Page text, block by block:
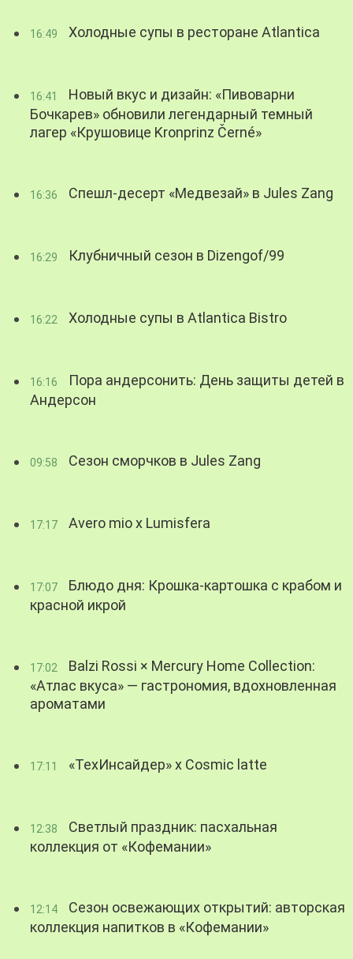
16:49 Холодные супы в ресторане Atlantica
16:41
Новый вкус и дизайн: «Пивоварни
Бочкарев» обновили легендарный темный
лагер «Крушовице Kronprinz Černé»
16:36 Спешл-десерт «Медвезай» в Jules Zang
16:29 Клубничный сезон в Dizengof/99
16:22 Холодные супы в Atlantica Bistro
16:16
Пора андерсонить: День защиты детей в
Андерсон
09:58 Сезон сморчков в Jules Zang
17:17 Avero mio x Lumisfera
17:07
Блюдо дня: Крошка-картошка с крабом и
красной икрой
17:02
Balzi Rossi × Mercury Home Collection:
«Атлас вкуса» — гастрономия, вдохновленная
ароматами
17:11 «ТехИнсайдер» х Cosmic latte
12:38
Светлый праздник: пасхальная
коллекция от «Кофемании»
12:14
Сезон освежающих открытий: авторская
коллекция напитков в «Кофемании»